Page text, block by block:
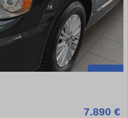
7.890 €